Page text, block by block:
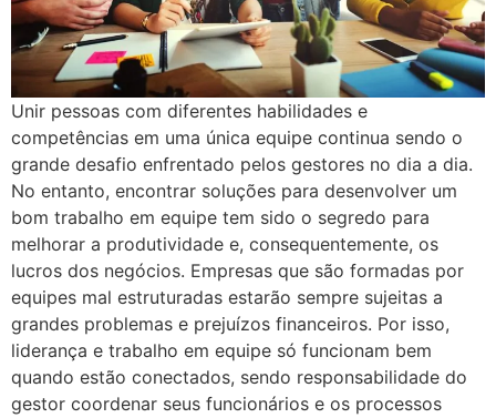
Unir pessoas com diferentes habilidades e
competências em uma única equipe continua sendo o
grande desafio enfrentado pelos gestores no dia a dia.
No entanto, encontrar soluções para desenvolver um
bom trabalho em equipe tem sido o segredo para
melhorar a produtividade e, consequentemente, os
lucros dos negócios. Empresas que são formadas por
equipes mal estruturadas estarão sempre sujeitas a
grandes problemas e prejuízos financeiros. Por isso,
liderança e trabalho em equipe só funcionam bem
quando estão conectados, sendo responsabilidade do
gestor coordenar seus funcionários e os processos